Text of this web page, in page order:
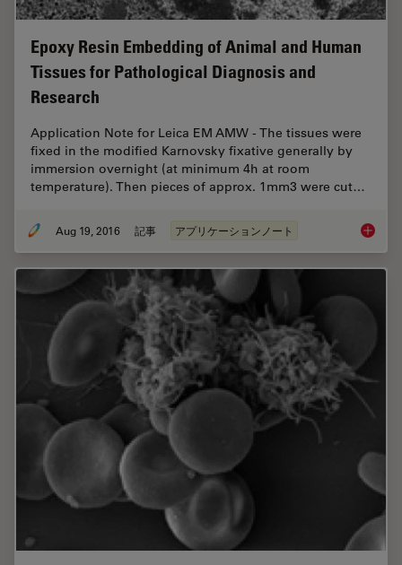
Epoxy Resin Embedding of Animal and Human
Tissues for Pathological Diagnosis and
Research
Application Note for Leica EM AMW - The tissues were
fixed in the modified Karnovsky fixative generally by
immersion overnight (at minimum 4h at room
temperature). Then pieces of approx. 1mm3 were cut…
Aug 19, 2016 記事 アプリケーションノート Epoxy